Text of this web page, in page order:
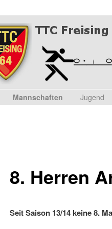
Zum Inhalt wechseln
Zum sekundären Inhalt
Mannschaften Jugend
8. Herren
Seit Saison 13/14 keine 8.